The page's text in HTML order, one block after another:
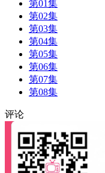
第01集
第02集
第03集
第04集
第05集
第06集
第07集
第08集
评论